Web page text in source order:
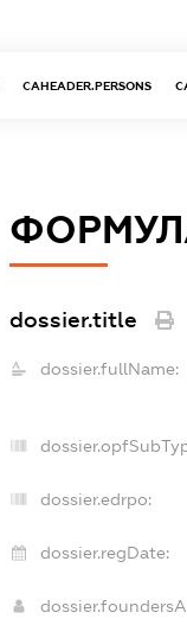
CAHEADER.PERSONS
dossier.title
dossier.fullName:
dossier.edrpo:
dossier.regDate: